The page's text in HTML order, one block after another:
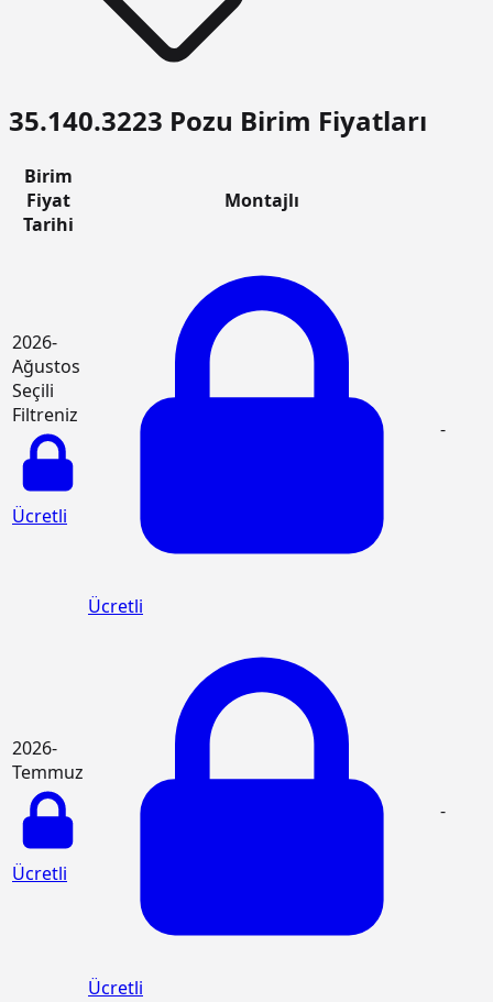
35.140.3223 Pozu Birim Fiyatları
Birim
Fiyat
Tarihi
Montajlı
2026-
Ağustos
Seçili
Filtreniz
Ücretli
Ücretli
-
2026-
Temmuz
Ücretli
Ücretli
-